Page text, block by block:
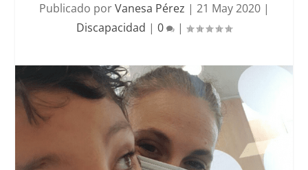
Publicado porVanesa Pérez | 21 May 2020|
Discapacidad | 0 |